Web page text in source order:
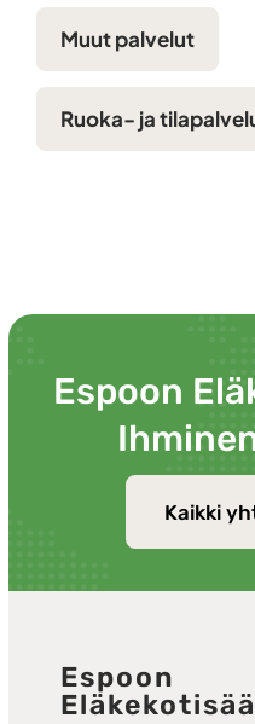
Muut palvelut
Ruoka- ja
Espoon
Kaikki
Espoon